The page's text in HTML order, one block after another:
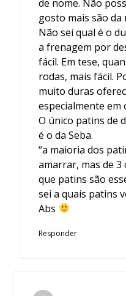
de nome. Não
gosto mais são da
Não sei qual é o
a frenagem por
fácil. Em tese,
rodas, mais fácil.
muito duras
especialmente em
O único patins de
é o da Seba.
“a maioria dos
amarrar, mas de 3
que patins são
sei a quais patins
Abs
Responder